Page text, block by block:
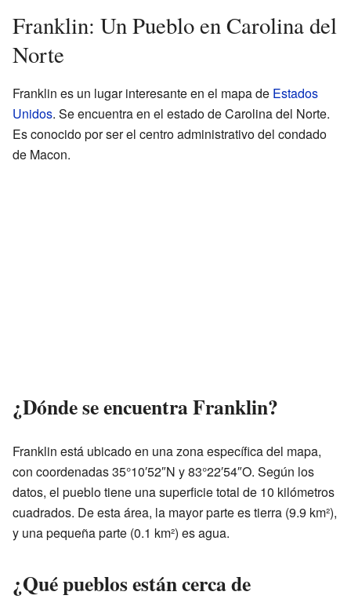
Franklin: Un Pueblo en Carolina del
Norte
Franklin es un lugar interesante en el mapa de Estados
Unidos. Se encuentra en el estado de Carolina del Norte.
Es conocido por ser el centro administrativo del condado
de Macon.
¿Dónde se encuentra Franklin?
Franklin está ubicado en una zona específica del mapa,
con coordenadas 35°10′52″N y 83°22′54″O. Según los
datos, el pueblo tiene una superficie total de 10 kilómetros
cuadrados. De esta área, la mayor parte es tierra (9.9 km²),
y una pequeña parte (0.1 km²) es agua.
¿Qué pueblos están cerca de